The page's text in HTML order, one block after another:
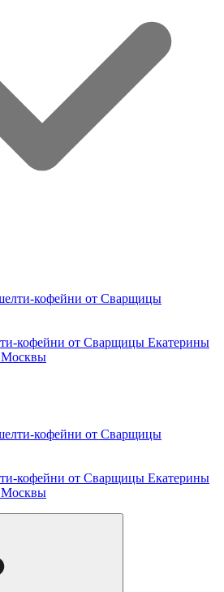
кофейни от Сварщицы
кофейни от Сварщицы Екатерины
Москвы
кофейни от Сварщицы
кофейни от Сварщицы Екатерины
Москвы